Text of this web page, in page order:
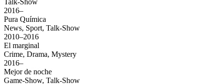
Talk-Show
2016–
Pura Química
News, Sport, Talk-Show
2010–2016
El marginal
Crime, Drama, Mystery
2016–
Mejor de noche
Game-Show, Talk-Show